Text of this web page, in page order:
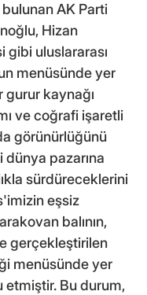
AK Parti
Hizan
gibi uluslararası
menüsünde yer
gurur kaynağı
ve coğrafi işaretli
görünürlüğünü
pazarına
sürdüreceklerini
eşsiz
balının,
gerçekleştirilen
menüsünde yer
etmiştir. Bu durum,